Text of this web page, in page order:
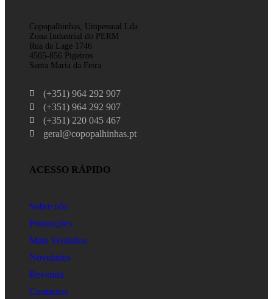
Copopalhinhas, Unipessoal Lda
Zona Industrial do PERM
Rua da Lage 1746
4505-856 Pigeiros
Santa Maria da Feira
(+351) 964 292 907
(+351) 964 292 907
(+351) 220 045 467
geral@copopalhinhas.pt
ACESSO RÁPIDO
Sobre nós
Promoções
Mais Vendidos
Novidades
Revenda
Contactos